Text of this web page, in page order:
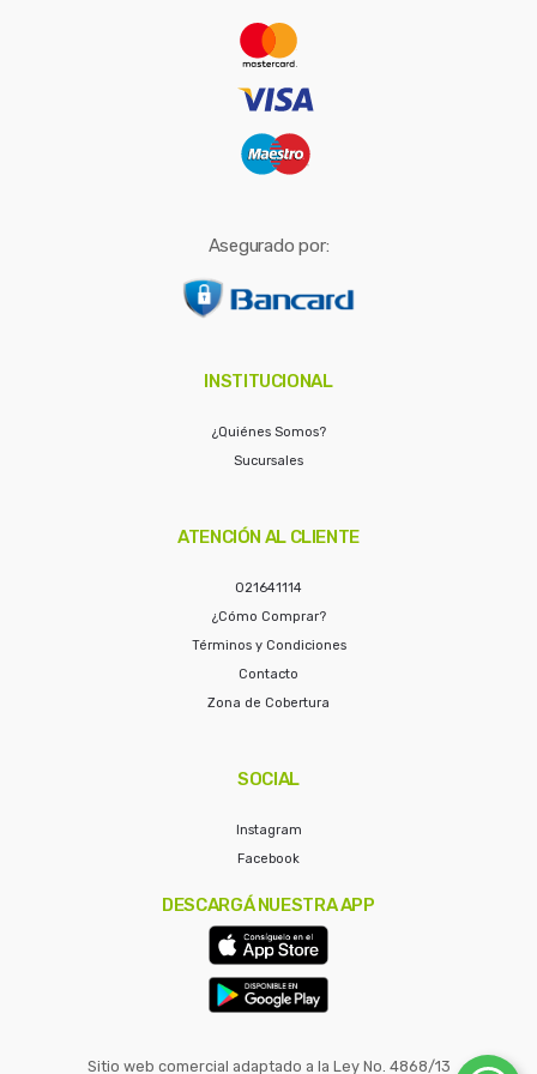
Asegurado por:
INSTITUCIONAL
¿Quiénes Somos?
Sucursales
ATENCIÓN AL CLIENTE
021641114
¿Cómo Comprar?
Términos y Condiciones
Contacto
Zona de Cobertura
SOCIAL
Instagram
Facebook
DESCARGÁ NUESTRA APP
Sitio web comercial adaptado a la Ley No. 4868/13